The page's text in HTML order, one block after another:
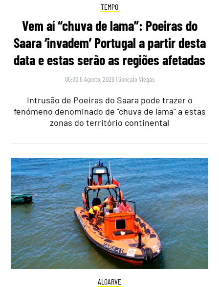
TEMPO
Vem aí “chuva de lama”: Poeiras do
Saara ‘invadem’ Portugal a partir desta
data e estas serão as regiões afetadas
06:00 6 Agosto, 2026 | Gonçalo Viegas
Intrusão de Poeiras do Saara pode trazer o
fenómeno denominado de "chuva de lama" a estas
zonas do território continental
ALGARVE